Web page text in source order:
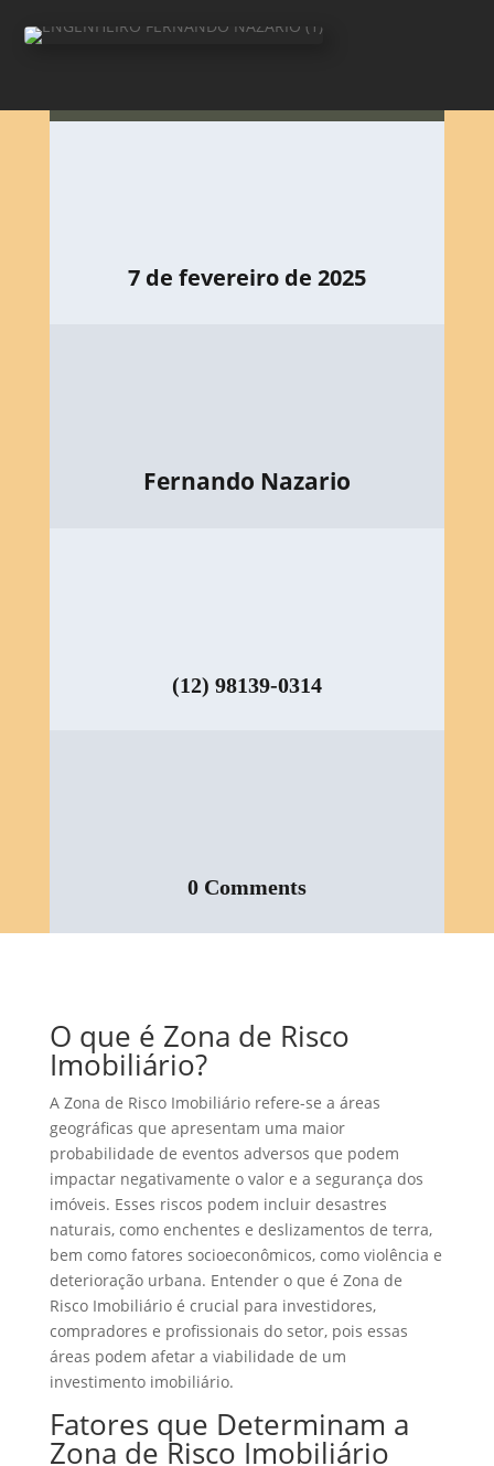
7 de fevereiro de 2025
Fernando Nazario
(12) 98139-0314
0 Comments
O que é Zona de Risco
Imobiliário?
A Zona de Risco Imobiliário refere-se a áreas
geográficas que apresentam uma maior
probabilidade de eventos adversos que podem
impactar negativamente o valor e a segurança dos
imóveis. Esses riscos podem incluir desastres
naturais, como enchentes e deslizamentos de terra,
bem como fatores socioeconômicos, como violência e
deterioração urbana. Entender o que é Zona de
Risco Imobiliário é crucial para investidores,
compradores e profissionais do setor, pois essas
áreas podem afetar a viabilidade de um
investimento imobiliário.
Fatores que Determinam a
Zona de Risco Imobiliário